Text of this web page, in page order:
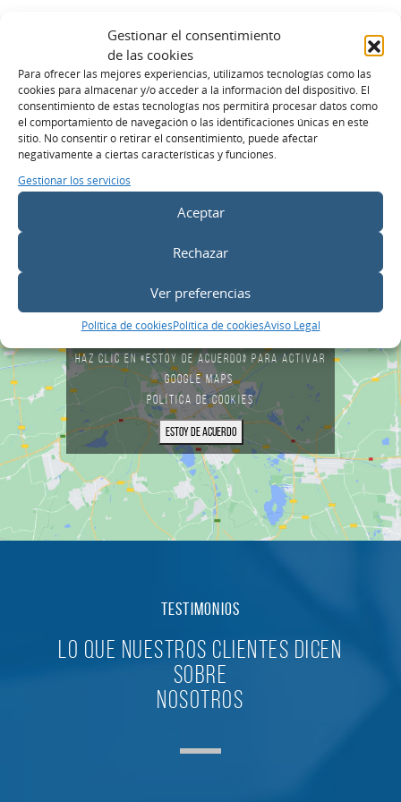
Gestionar el consentimiento
de las cookies
Para ofrecer las mejores experiencias, utilizamos tecnologías como las
cookies para almacenar y/o acceder a la información del dispositivo. El
consentimiento de estas tecnologías nos permitirá procesar datos como
el comportamiento de navegación o las identificaciones únicas en este
sitio. No consentir o retirar el consentimiento, puede afectar
negativamente a ciertas características y funciones.
Gestionar los servicios
Aceptar
Rechazar
Ver preferencias
Política de cookiesPolítica de cookiesAviso Legal
Haz clic en «Estoy de acuerdo» para activar
Google maps
Política de cookies
Estoy de acuerdo
TESTIMONIOS
Lo que nuestros clientes dicen
sobre
nosotros